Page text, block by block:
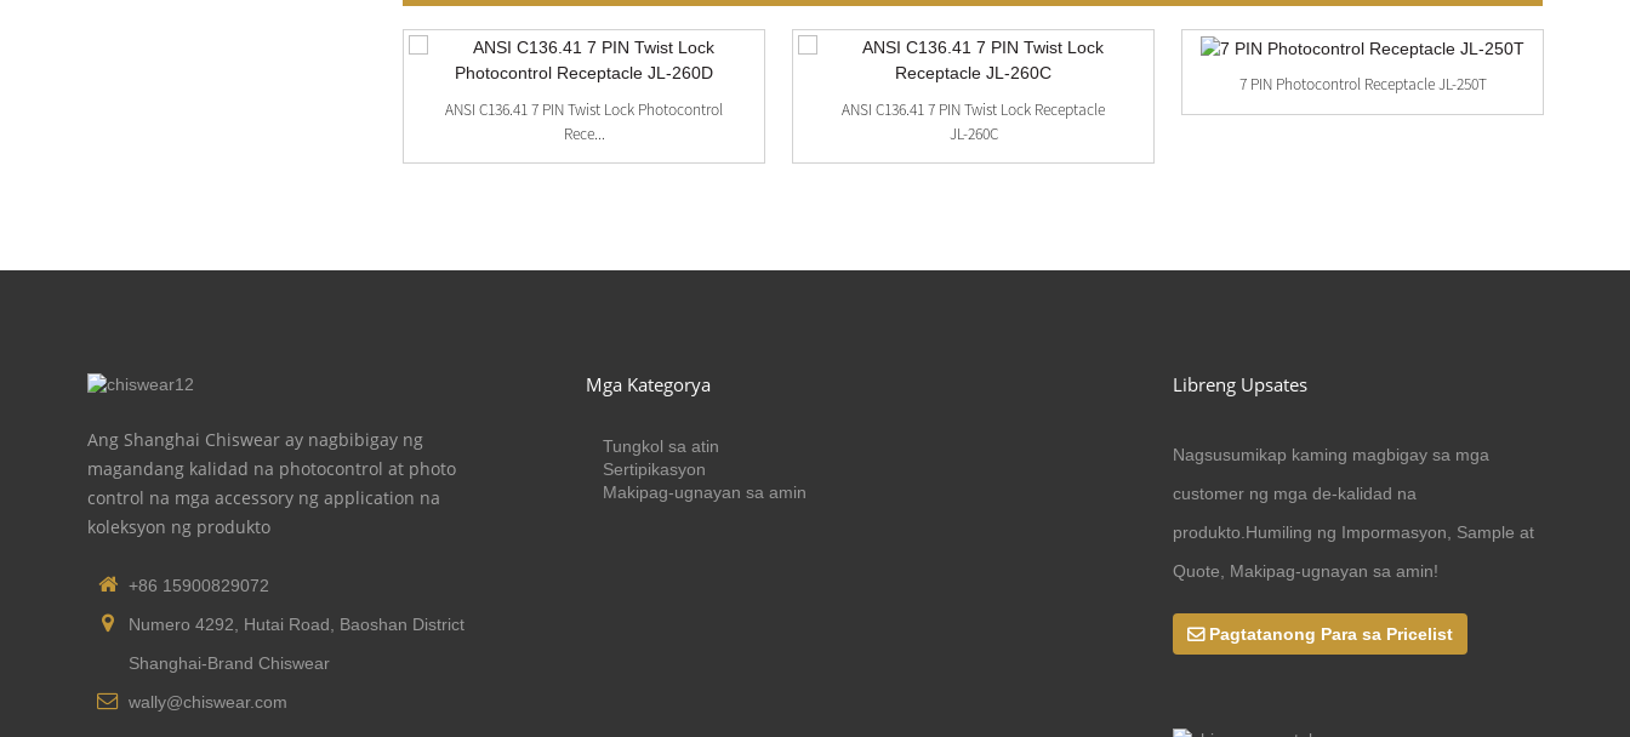
ANSI C136.41 7 PIN Twist Lock Photocontrol
Rece...
ANSI C136.41 7 PIN Twist Lock Receptacle
JL-260C
7 PIN Photocontrol Receptacle JL-250T
Ang Shanghai Chiswear ay nagbibigay ng
magandang kalidad na photocontrol at photo
control na mga accessory ng application na
koleksyon ng produkto
+86 15900829072
Numero 4292, Hutai Road, Baoshan District
Shanghai-Brand Chiswear
wally@chiswear.com
Mga Kategorya
Tungkol sa atin
Sertipikasyon
Makipag-ugnayan sa amin
Libreng Upsates
Nagsusumikap kaming magbigay sa mga
customer ng mga de-kalidad na
produkto.Humiling ng Impormasyon, Sample at
Quote, Makipag-ugnayan sa amin!
Pagtatanong Para sa Pricelist